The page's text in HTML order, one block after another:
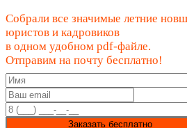
Собрали все значимые летние
юристов и кадровиков
в одном удобном pdf-файле.
Отправим на почту бесплатно!
Заказать бесплатно